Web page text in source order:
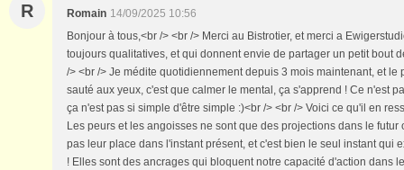
R Romain 14/09/2025 10:56
Bonjour à tous,<br /> <br /> Merci au Bistrotier, et merci a
toujours qualitatives, et qui donnent envie de partager un petit bout
/> <br /> Je médite quotidiennement depuis 3 mois maintenant, et le
sauté aux yeux, c'est que calmer le mental, ça s'apprend ! Ce n'est
ça n'est pas si simple d'être simple :)<br /> <br /> Voici ce qu'il en
Les peurs et les angoisses ne sont que des projections dans le futur
pas leur place dans l'instant présent, et c'est bien le seul instant qui
! Elles sont des ancrages qui bloquent notre capacité d'action dans